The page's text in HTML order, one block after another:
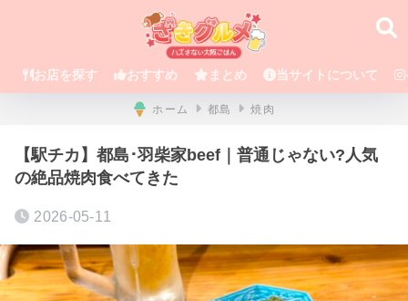
お店を探す おすすめ まとめ 当サイトについて
ホーム 都島 焼肉
【駅チカ】都島･羽柴家beef｜普通じゃない?人気
の絶品焼肉食べてきた
2026-05-11